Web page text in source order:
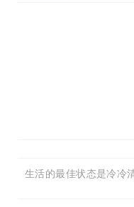
生活的最佳状态是冷冷